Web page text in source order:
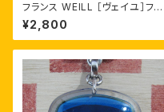
フランス WEILL ［ヴェイユ］ファ
ッションブランド ブルボンキーホ
ルダー
¥2,800